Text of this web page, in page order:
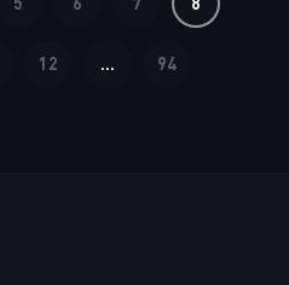
12 ... 94